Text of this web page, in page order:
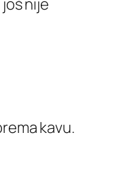
kavu.